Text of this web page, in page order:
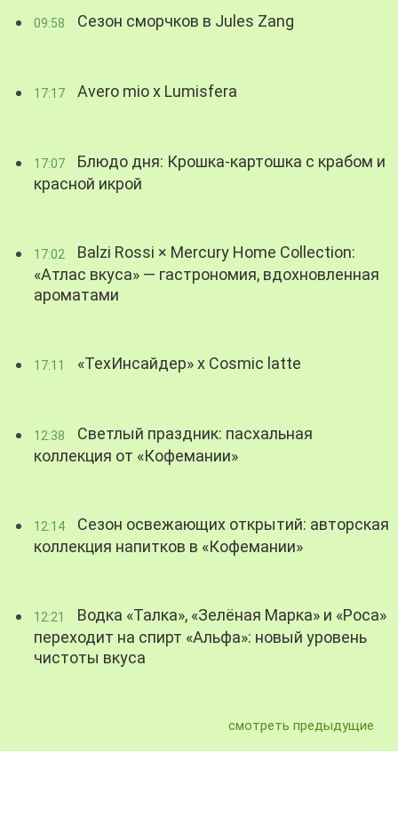
09:58 Сезон сморчков в Jules Zang
17:17 Avero mio x Lumisfera
17:07
Блюдо дня: Крошка-картошка с крабом и
красной икрой
17:02
Balzi Rossi × Mercury Home Collection:
«Атлас вкуса» — гастрономия, вдохновленная
ароматами
17:11 «ТехИнсайдер» х Cosmic latte
12:38
Светлый праздник: пасхальная
коллекция от «Кофемании»
12:14
Сезон освежающих открытий: авторская
коллекция напитков в «Кофемании»
12:21
Водка «Талка», «Зелёная Марка» и «Роса»
переходит на спирт «Альфа»: новый уровень
чистоты вкуса
смотреть предыдущие